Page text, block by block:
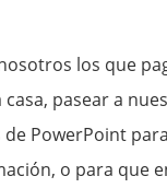
los que
pasear a
PowerPoint
o para que